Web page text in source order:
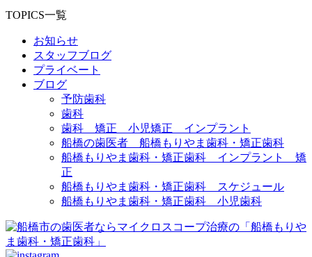
TOPICS一覧
お知らせ
スタッフブログ
プライベート
ブログ
予防歯科
歯科
歯科 矯正 小児矯正 インプラント
船橋の歯医者 船橋もりやま歯科・矯正歯科
船橋もりやま歯科・矯正歯科 インプラント 矯
正
船橋もりやま歯科・矯正歯科 スケジュール
船橋もりやま歯科・矯正歯科 小児歯科